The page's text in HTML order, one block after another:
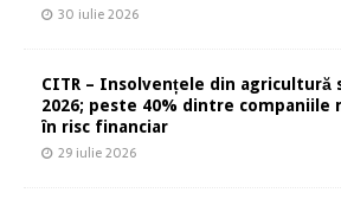
30 iulie 2026
CITR – Insolvențele din agricultură
2026; peste 40% dintre companiile
în risc financiar
29 iulie 2026